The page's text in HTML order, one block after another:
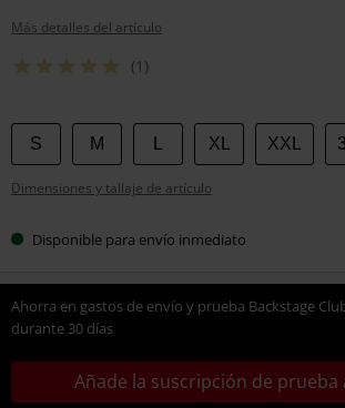
Más detalles del artículo
(1)
Elige
tu
talla
S M XL XXL
Dimensiones y tallaje de artículo
Disponible para envío inmediato
Ahorra en gastos de envío y prueba Backstage
durante 30 días
Añade la suscripción de prueba